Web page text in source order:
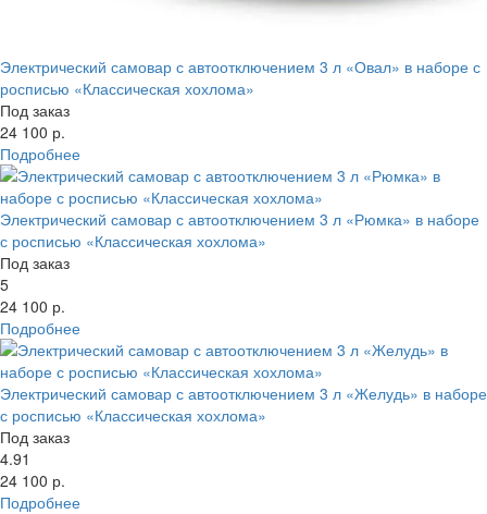
Электрический самовар с автоотключением 3 л «Овал» в наборе с
росписью «Классическая хохлома»
Под заказ
24 100 р.
Подробнее
Электрический самовар с автоотключением 3 л «Рюмка» в наборе
с росписью «Классическая хохлома»
Под заказ
5
24 100 р.
Подробнее
Электрический самовар с автоотключением 3 л «Желудь» в наборе
с росписью «Классическая хохлома»
Под заказ
4.91
24 100 р.
Подробнее